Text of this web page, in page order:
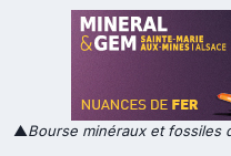
▲Bourse minéraux et fossiles